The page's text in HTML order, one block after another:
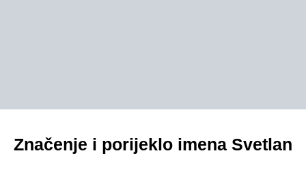
Značenje i porijeklo imena Svetlan